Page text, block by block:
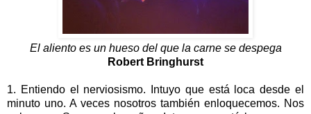
El aliento es un hueso del que la carne se despega
Robert Bringhurst
1. Entiendo el nerviosismo. Intuyo que está loca desde el
minuto uno. A veces nosotros también enloquecemos. Nos